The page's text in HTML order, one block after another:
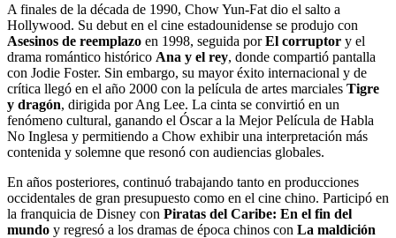
A finales de la década de 1990, Chow Yun-Fat dio el salto a
Hollywood. Su debut en el cine estadounidense se produjo con
Asesinos de reemplazo en 1998, seguida porEl corruptor y el
drama romántico histórico Ana y el rey, donde compartió pantalla
con Jodie Foster. Sin embargo, su mayor éxito internacional y de
crítica llegó en el año 2000 con la película de artes marciales Tigre
y dragón, dirigida por Ang Lee. La cinta se convirtió en un
fenómeno cultural, ganando el Óscar a la Mejor Película de Habla
No Inglesa y permitiendo a Chow exhibir una interpretación más
contenida y solemne que resonó con audiencias globales.
En años posteriores, continuó trabajando tanto en producciones
occidentales de gran presupuesto como en el cine chino. Participó en
la franquicia de Disney con Piratas del Caribe: En el fin del
mundo y regresó a los dramas de época chinos con La maldición